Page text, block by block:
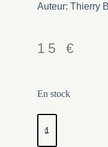
Auteur: Thierry
15€
En stock